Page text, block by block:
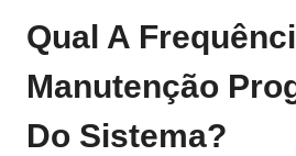
Qual A
Manutenção
Do Sistema?